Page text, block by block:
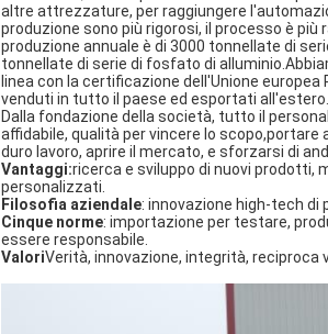
altre attrezzature, per raggiungere
produzione sono più rigorosi, il processo è
produzione annuale è di 3000 tonnellate di
tonnellate di serie di fosfato di
linea con la certificazione dell'Unione
venduti in tutto il paese ed esportati
Dalla fondazione della società, tutto il
affidabile, qualità per vincere lo scopo,portare
duro lavoro, aprire il mercato, e sforzarsi di
Vantaggi:ricerca e sviluppo di nuovi prodotti,
personalizzati.
Filosofia aziendale: innovazione high-tech
Cinque norme: importazione per testare,
essere responsabile.
ValoriVerità, innovazione, integrità, reciproca